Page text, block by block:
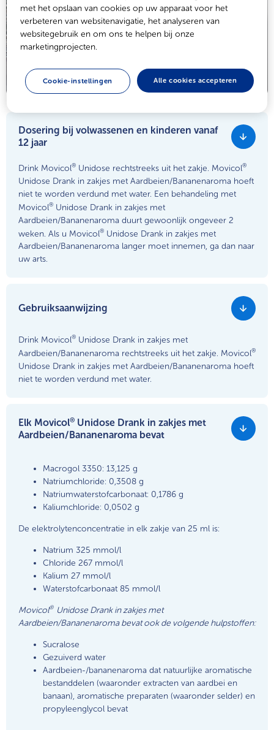
Dosering bij volwassenen en kinderen vanaf
12 jaar
Drink Movicol® Unidose rechtstreeks uit het zakje. Movicol®
Unidose Drank in zakjes met Aardbeien/Bananenaroma hoeft
niet te worden verdund met water. Een behandeling met
Movicol® Unidose Drank in zakjes met
Aardbeien/Bananenaroma duurt gewoonlijk ongeveer 2
weken. Als u Movicol® Unidose Drank in zakjes met
Aardbeien/Bananenaroma langer moet innemen, ga dan naar
uw arts.
Gebruiksaanwijzing
Drink Movicol® Unidose Drank in zakjes met
Aardbeien/Bananenaroma rechtstreeks uit het zakje. Movicol®
Unidose Drank in zakjes met Aardbeien/Bananenaroma hoeft
niet te worden verdund met water.
Elk Movicol® Unidose Drank in zakjes met
Aardbeien/Bananenaroma bevat
Macrogol 3350: 13,125 g
Natriumchloride: 0,3508 g
Natriumwaterstofcarbonaat: 0,1786 g
Kaliumchloride: 0,0502 g
De elektrolytenconcentratie in elk zakje van 25 ml is:
Natrium 325 mmol/l
Chloride 267 mmol/l
Kalium 27 mmol/l
Waterstofcarbonaat 85 mmol/l
Movicol® Unidose Drank in zakjes met
Aardbeien/Bananenaroma bevat ook de volgende hulpstoffen:
Sucralose
Gezuiverd water
Aardbeien-/bananenaroma dat natuurlijke aromatische
bestanddelen (waaronder extracten van aardbei en
banaan), aromatische preparaten (waaronder selder) en
propyleenglycol bevat
met het opslaan van cookies op uw apparaat voor het
verbeteren van websitenavigatie, het analyseren van
websitegebruik en om ons te helpen bij onze
marketingprojecten.
Cookie-instellingen Alle cookies accepteren